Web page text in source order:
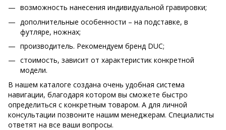
возможность нанесения индивидуальной гравировки;
дополнительные особенности – на подставке, в
футляре, ножнах;
производитель. Рекомендуем бренд DUC;
стоимость, зависит от характеристик конкретной
модели.
В нашем каталоге создана очень удобная система
навигации, благодаря котором вы сможете быстро
определиться с конкретным товаром. А для личной
консультации позвоните нашим менеджерам. Специалисты
ответят на все ваши вопросы.